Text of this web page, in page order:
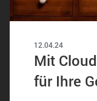
12.04.24
Mit
für Ihre